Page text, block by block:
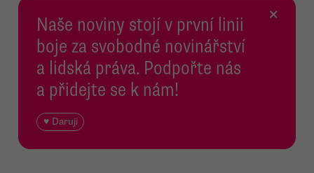
Naše noviny stojí v první linii
boje za svobodné novinářství
a lidská práva. Podpořte nás
a přidejte se k nám!
♥ Daruji
×